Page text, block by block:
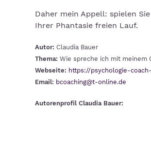
Daher mein Appell: spielen
Ihrer Phantasie freien Lauf.
Autor: Claudia Bauer
Thema: Wie spreche ich mit meinem
Webseite: https://psychologie-
Email: bcoaching@t-online.de
Autorenprofil Claudia Bauer: